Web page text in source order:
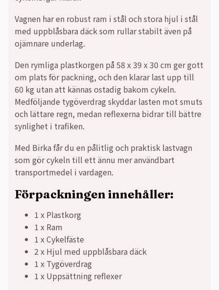
Vagnen har en robust ram i stål och stora hjul i stål
med uppblåsbara däck som rullar stabilt även på
ojämnare underlag.
Den rymliga plastkorgen på 58 x 39 x 30 cm ger gott
om plats för packning, och den klarar last upp till
60 kg utan att kännas ostadig bakom cykeln.
Medföljande tygöverdrag skyddar lasten mot smuts
och lättare regn, medan reflexerna bidrar till bättre
synlighet i trafiken.
Med Birka får du en pålitlig och praktisk lastvagn
som gör cykeln till ett ännu mer användbart
transportmedel i vardagen.
Förpackningen innehåller:
1 x Plastkorg
1 x Ram
1 x Cykelfäste
2 x Hjul med uppblåsbara däck
1 x Tygöverdrag
1 x Uppsättning reflexer